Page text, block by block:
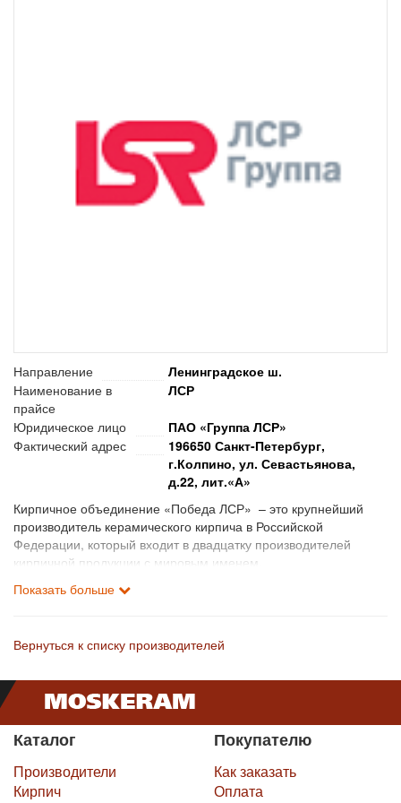
Направление
Ленинградское ш.
Наименование в
прайсе
ЛСР
Юридическое лицо
ПАО «Группа ЛСР»
Фактический адрес
196650 Санкт-Петербург,
г.Колпино, ул. Севастьянова,
д.22, лит.«А»
Кирпичное объединение «Победа ЛСР» – это крупнейший
производитель керамического кирпича в Российской
Федерации, который входит в двадцатку производителей
кирпичной продукции с мировым именем.
Год образования предприятия – 2005й. Именно в этом году, 1
наличие у «Победы ЛСР» собственной сырьевой базы, а
именно карьеров голубой глины «Красный бор» и
«Ленстройкерамика-карьер».
являются все виды керамического кирпича, которые
используются для малоэтажного и высотного строительства.
Показать больше
Вернуться к списку производителей
Каталог
Производители
Кирпич
Покупателю
Как заказать
Оплата